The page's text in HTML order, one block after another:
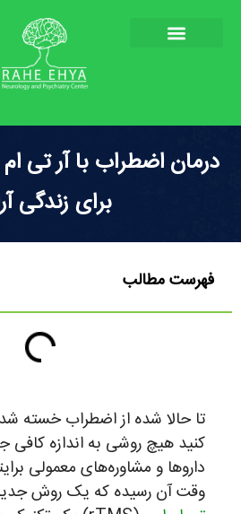
درمان اضطراب با آر تی
برای زندگی
فهرست مطالب
تا حالا شده از اضطراب خسته
کنید هیچ روشی به اندازه
داروها و مشاوره‌های معمولی
وقت آن رسیده که یک روش جدید